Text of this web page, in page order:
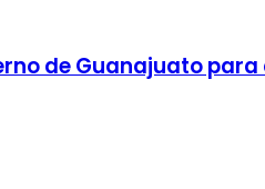
de Guanajuato